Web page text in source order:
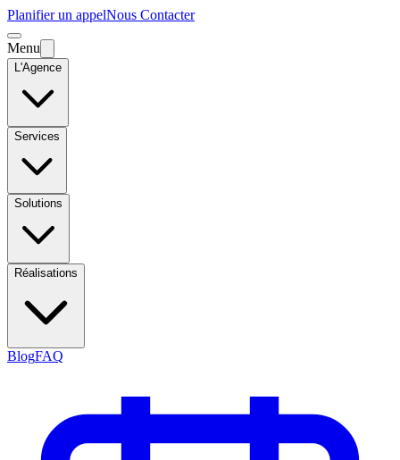
Planifier un appelNous Contacter
Menu
L'Agence
Services
Solutions
Réalisations
BlogFAQ